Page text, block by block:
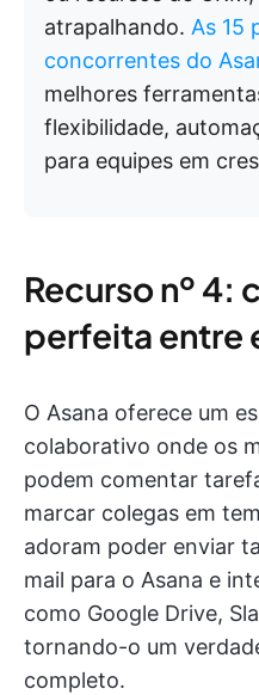
atrapalhando. As 15
concorrentes do
melhores
flexibilidade,
para equipes em
Recurso nº 4:
perfeita entre
O Asana oferece um
colaborativo onde os
podem comentar
marcar colegas em
adoram poder enviar
mail para o Asana e
como Google Drive,
tornando-o um
completo.